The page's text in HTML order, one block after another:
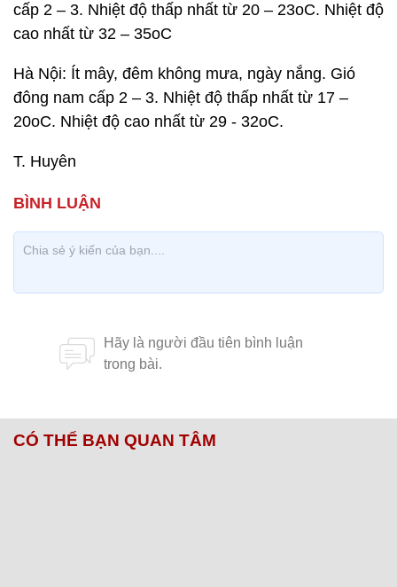
cấp 2 – 3. Nhiệt độ thấp nhất từ 20 – 23oC. Nhiệt độ
cao nhất từ 32 – 35oC
Hà Nội: Ít mây, đêm không mưa, ngày nắng. Gió
đông nam cấp 2 – 3. Nhiệt độ thấp nhất từ 17 –
20oC. Nhiệt độ cao nhất từ 29 - 32oC.
T. Huyên
CÓ THỂ BẠN QUAN TÂM